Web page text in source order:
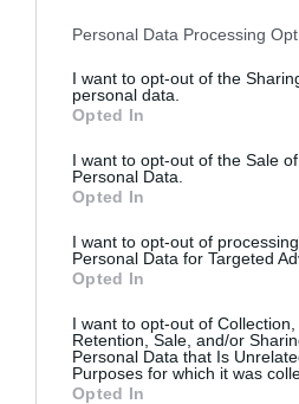
Personal Data Processing
I want to opt-out of the
personal data.
Opted In
I want to opt-out of the Sale
Personal Data.
Opted In
I want to opt-out of
Personal Data for Targeted
Opted In
I want to opt-out of Collection,
Retention, Sale, and/or
Personal Data that Is
Purposes for which it was
Opted In
Minori stranieri,
del Comitato nazionale
Articolo seguente
nostri fratelli immigrati”
TI POTREBBERO
ANCHE: